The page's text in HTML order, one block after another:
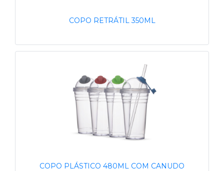
COPO RETRÁTIL 350ML
COPO PLÁSTICO 480ML COM CANUDO